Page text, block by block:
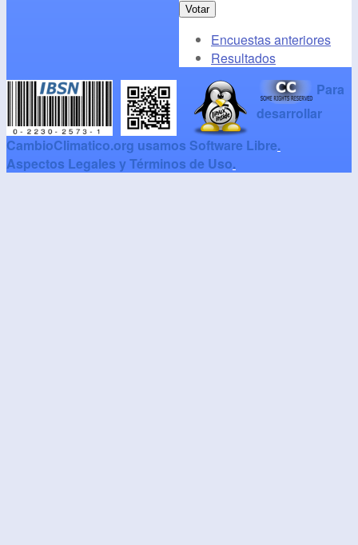
Encuestas anteriores
Resultados
Para
desarrollar
CambioClimatico.org usamos Software Libre.
Aspectos Legales y Términos de Uso.